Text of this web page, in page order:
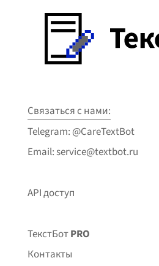
Связаться с нами:
Telegram: @CareTextBot
Email: service@textbot.ru
API доступ
ТекстБотPRO
Контакты